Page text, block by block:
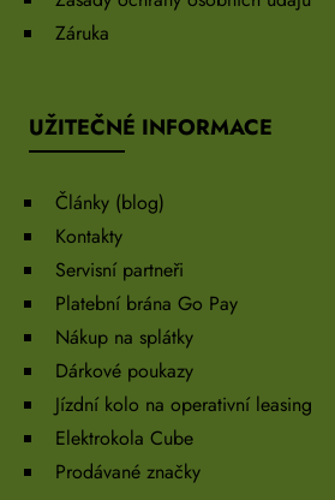
Záruka
UŽITEČNÉ INFORMACE
Články (blog)
Kontakty
Servisní partneři
Platební brána Go Pay
Nákup na splátky
Dárkové poukazy
Jízdní kolo na operativní leasing
Elektrokola Cube
Prodávané značky